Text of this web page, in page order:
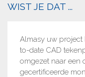
WIST JE DAT ...
Almasy uw project
to-date CAD
omgezet naar een
gecertificeerde